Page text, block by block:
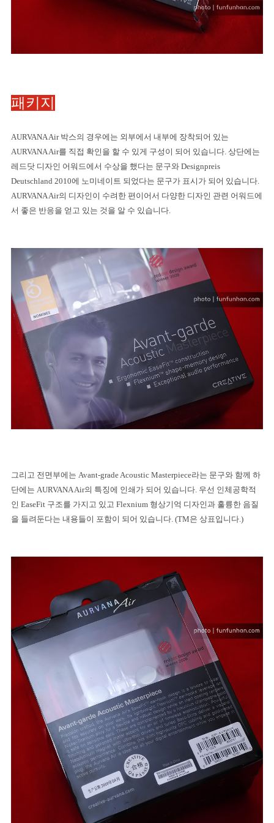
패키지
AURVANA Air 박스의 경우에는 외부에서 내부에 장착되어 있는
AURVANA Air를 직접 확인을 할 수 있게 구성이 되어 있습니다 상단에는
레드닷 디자인 어워드에서 수상을 했다는 문구와 Designpreis
Deutschland 2010에 노미네이트 되었다는 문구가 표시가 되어 있습니다
AURVANA Air의 디자인이 수려한 편이어서 다양한 디자인 관련 어워드에
서 좋은 반응을 얻고 있는 것을 알 수 있습니다
그리고 전면부에는 Avant-grade Acoustic Masterpiece라는 문구와 함께 하
단에는 AURVANA Air의 특징에 인쇄가 되어 있습니다 우선 인체공학적
인 EaseFit 구조를 가지고 있고 Flexnium 형상기억 디자인과 훌륭한 음질
을 들려둔다는 내용들이 포함이 되어 있습니다 . (TM은 상표입니다 .)